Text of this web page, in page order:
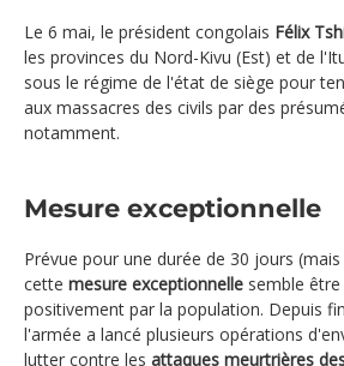
Le 6 mai, le président congolais Félix
les provinces du Nord-Kivu (Est) et de
sous le régime de l'état de siège pour
aux massacres des civils par des
notamment.
Mesure exceptionnelle
Prévue pour une durée de 30 jours
cette mesure exceptionnelle semble
positivement par la population. Depuis
l'armée a lancé plusieurs opérations
lutter contre les attaques meurtrières